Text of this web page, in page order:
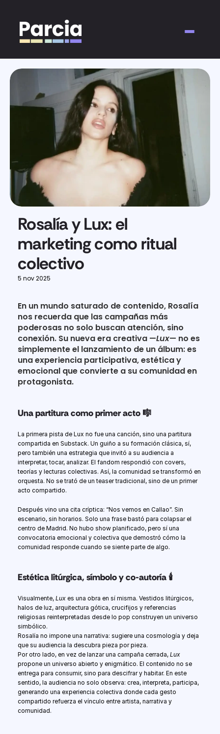
Para Creadores
Información
Contacto
Rosalía y Lux: el
marketing como ritual
colectivo
5 nov 2025
En un mundo saturado de contenido, Rosalía
nos recuerda que las campañas más
poderosas no solo buscan atención, sino
conexión. Su nueva era creativa —Lux— no es
simplemente el lanzamiento de un álbum: es
una experiencia participativa, estética y
emocional que convierte a su comunidad en
protagonista.
Una partitura como primer acto 🎼
La primera pista de Lux no fue una canción, sino una partitura
compartida en Substack. Un guiño a su formación clásica, sí,
pero también una estrategia que invitó a su audiencia a
interpretar, tocar, analizar. El fandom respondió con covers,
teorías y lecturas colectivas. Así, la comunidad se transformó en
orquesta. No se trató de un teaser tradicional, sino de un primer
acto compartido.
Después vino una cita críptica: “Nos vemos en Callao”. Sin
escenario, sin horarios. Solo una frase bastó para colapsar el
centro de Madrid. No hubo show planificado, pero sí una
convocatoria emocional y colectiva que demostró cómo la
comunidad responde cuando se siente parte de algo.
Estética litúrgica, símbolo y co-autoría 🕯️
Visualmente, Lux es una obra en sí misma. Vestidos litúrgicos,
halos de luz, arquitectura gótica, crucifijos y referencias
religiosas reinterpretadas desde lo pop construyen un universo
simbólico.
Rosalía no impone una narrativa: sugiere una cosmología y deja
que su audiencia la descubra pieza por pieza.
Por otro lado, en vez de lanzar una campaña cerrada, Lux
propone un universo abierto y enigmático. El contenido no se
entrega para consumir, sino para descifrar y habitar. En este
sentido, la audiencia no solo observa: crea, interpreta, participa,
generando una experiencia colectiva donde cada gesto
compartido refuerza el vínculo entre artista, narrativa y
comunidad.